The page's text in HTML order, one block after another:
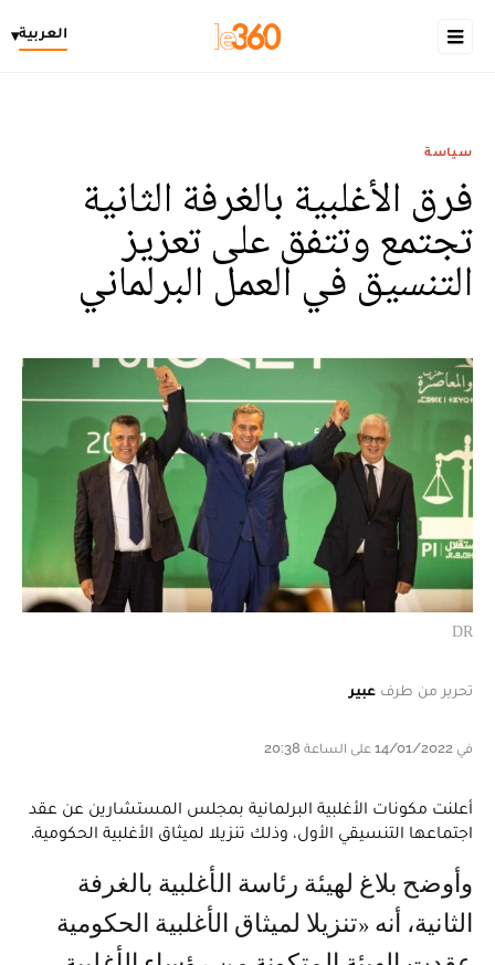
العربية▾
سياسة
فرق الأغلبية بالغرفة الثانية
تجتمع وتتفق على تعزيز
التنسيق في العمل البرلماني
DR
تحرير من طرف عبير
في 14/01/2022 على الساعة 20:38
أعلنت مكونات الأغلبية البرلمانية بمجلس المستشارين عن عقد
اجتماعها التنسيقي الأول، وذلك تنزيلا لميثاق الأغلبية الحكومية.
وأوضح بلاغ لهيئة رئاسة الأغلبية بالغرفة
الثانية، أنه «تنزيلا لميثاق الأغلبية الحكومية